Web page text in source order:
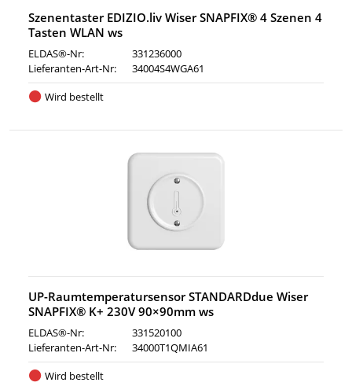
Szenentaster EDIZIO.liv Wiser SNAPFIX® 4 Szenen 4
Tasten WLAN ws
ELDAS®-Nr:
331236000
Lieferanten-Art-Nr:
34004S4WGA61
Wird bestellt
UP-Raumtemperatursensor STANDARDdue Wiser
SNAPFIX® K+ 230V 90×90mm ws
ELDAS®-Nr:
331520100
Lieferanten-Art-Nr:
34000T1QMIA61
Wird bestellt